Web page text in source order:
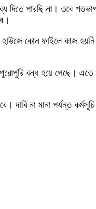
দিতে পারছি না। তবে
হাউজে কোন ফাইলে কাজ
পুরোপুরি বন্ধ হয়ে গেছে।
না মানা পর্যন্ত